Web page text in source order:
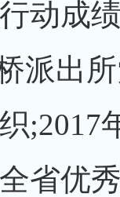
动成
派出
;2017
省优